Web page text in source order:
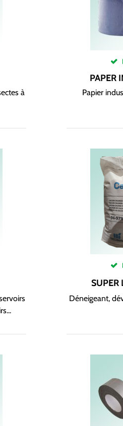
à
PAPER
Papier
SUPER
Déneigeant,